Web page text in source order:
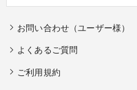
お問い合わせ（ユーザー様）
よくあるご質問
ご利用規約